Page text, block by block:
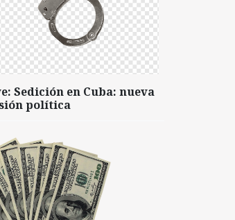
Sedición en Cuba: nueva
política